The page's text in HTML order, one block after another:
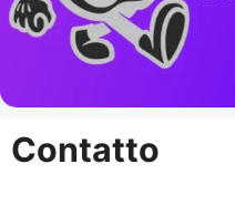
Contatto